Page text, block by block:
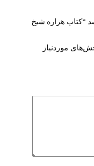
“کتاب هزاره شیخ
موردنیاز